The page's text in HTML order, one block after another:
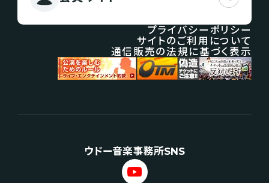
プライバシーポリシー
サイトのご利用について
通信販売の法規に基づく表示
ウドー音楽事務所SNS